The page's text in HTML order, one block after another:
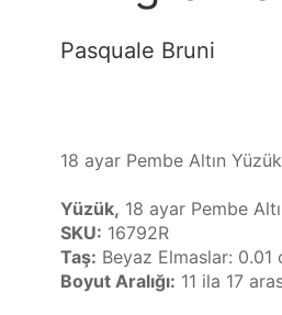
Pasquale Bruni
18 ayar Pembe Altın
Yüzük, 18 ayar Pembe
SKU: 16792R
Taş: Beyaz Elmaslar:
Boyut Aralığı: 11 ila 17